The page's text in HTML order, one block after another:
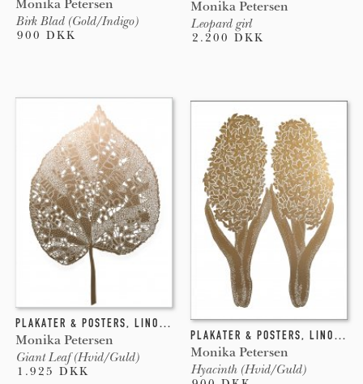
Monika Petersen
Birk Blad (Gold/Indigo)
900 DKK
Monika Petersen
Leopard girl
2.200 DKK
PLAKATER & POSTERS, LINOLEUMSTRYK
Monika Petersen
Giant Leaf (Hvid/Guld)
1.925 DKK
PLAKATER & POSTERS, LINOLEUMSTRYK
Monika Petersen
Hyacinth (Hvid/Guld)